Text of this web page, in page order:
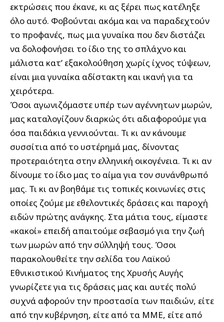
εκτρώσεις που έκανε, κι ας ξέρει πως κατέληξε
όλο αυτό. Φοβούνται ακόμα και να παραδεχτούν
το προφανές, πως μια γυναίκα που δεν διστάζει
να δολοφονήσει το ίδιο της το σπλάχνο και
μάλιστα κατ’ εξακολούθηση χωρίς ίχνος τύψεων,
είναι μια γυναίκα αδίστακτη και ικανή για τα
χειρότερα.
Όσοι αγωνιζόμαστε υπέρ των αγέννητων μωρών,
μας καταλογίζουν διαρκώς ότι αδιαφορούμε για
όσα παιδάκια γεννιούνται. Τι κι αν κάνουμε
συσσίτια από το υστέρημά μας, δίνοντας
προτεραιότητα στην ελληνική οικογένεια. Τι κι αν
δίνουμε το ίδιο μας το αίμα για τον συνάνθρωπό
μας. Τι κι αν βοηθάμε τις τοπικές κοινωνίες στις
οποίες ζούμε με εθελοντικές δράσεις και παροχή
ειδών πρώτης ανάγκης. Στα μάτια τους, είμαστε
«κακοί» επειδή απαιτούμε σεβασμό για την ζωή
των μωρών από την σύλληψή τους. Όσοι
παρακολουθείτε την σελίδα του Λαϊκού
Εθνικιστικού Κινήματος της Χρυσής Αυγής
γνωρίζετε για τις δράσεις μας και αυτές πολύ
συχνά αφορούν την προστασία των παιδιών, είτε
από την κυβέρνηση, είτε από τα ΜΜΕ, είτε από